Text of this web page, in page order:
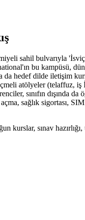
sahil bulvarıyla
bu kampüsü,
da hedef dilde iletişim
atölyeler (telaffuz, iş
sınıfın dışında da
sağlık sigortası,
kurslar, sınav